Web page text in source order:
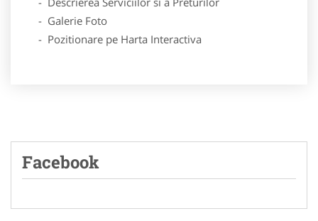
- Galerie Foto
- Pozitionare pe Harta Interactiva
Facebook